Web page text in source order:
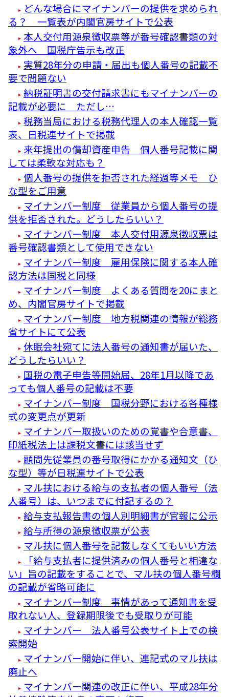
どんな場合にマイナンバーの提供を求められ
る？ 一覧表が内閣官房サイトで公表
本人交付用源泉徴収票等が番号確認書類の対
象外へ 国税庁告示も改正
実質28年分の申請・届出も個人番号の記載不
要で問題ない
納税証明書の交付請求書にもマイナンバーの
記載が必要に ただし…
税務当局における税務代理人の本人確認一覧
表、日税連サイトで掲載
来年提出の償却資産申告 個人番号記載に関
しては柔軟な対応も？
個人番号の提供を拒否された経過等メモ ひ
な型をご用意
マイナンバー制度 従業員から個人番号の提
供を拒否された。どうしたらいい？
マイナンバー制度 本人交付用源泉徴収票は
番号確認書類として使用できない
マイナンバー制度 雇用保険に関する本人確
認方法は国税と同様
マイナンバー制度 よくある質問を20にまと
め、内閣官房サイトで掲載
マイナンバー制度 地方税関連の情報が総務
省サイトにて公表
休眠会社宛てに法人番号の通知書が届いた、
どうしたらいい？
国税の電子申告等開始届、28年1月以降であ
っても個人番号の記載は不要
マイナンバー制度 国税分野における各種様
式の変更点が更新
マイナンバー取扱いのための覚書や合意書、
印紙税法上は課税文書には該当せず
顧問先従業員の番号取得にかかる通知文（ひ
な型）等が日税連サイトで公表
マル扶における給与の支払者の個人番号（法
人番号）は、いつまでに付記するの？
給与支払報告書の個人別明細書が官報に公示
給与所得の源泉徴収票が公表
マル扶に個人番号を記載しなくてもいい方法
「給与支払者に提供済みの個人番号と相違な
い」旨の記載をすることで、マル扶の個人番号欄
の記載が省略可能に
マイナンバー制度 事情があって通知書を受
取れない人、登録期限後でも受取りが可能
マイナンバー 法人番号公表サイト上での検
索開始
マイナンバー開始に伴い、連記式のマル扶は
廃止へ
マイナンバー関連の改正に伴い、平成28年分